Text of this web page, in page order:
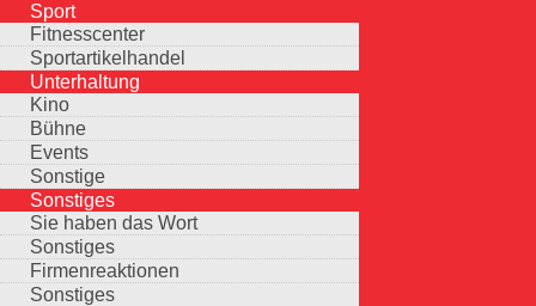
Sport
Fitnesscenter
Sportartikelhandel
Unterhaltung
Kino
Bühne
Events
Sonstige
Sonstiges
Sie haben das Wort
Sonstiges
Firmenreaktionen
Sonstiges